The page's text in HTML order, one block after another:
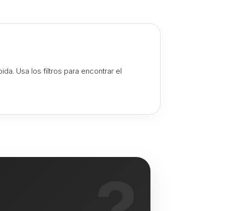
Usa los filtros para encontrar el